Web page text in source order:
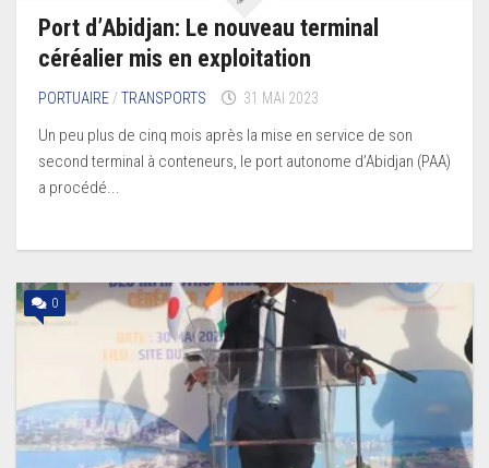
Port d’Abidjan: Le nouveau terminal
céréalier mis en exploitation
PORTUAIRE /TRANSPORTS 31 MAI 2023
Un peu plus de cinq mois après la mise en service de son
second terminal à conteneurs, le port autonome d’Abidjan (PAA)
a procédé...
0